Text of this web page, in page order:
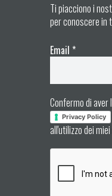
Ti piacciono i
per conoscere in
Email *
Confermo di
Privacy Policy
all'utilizzo dei